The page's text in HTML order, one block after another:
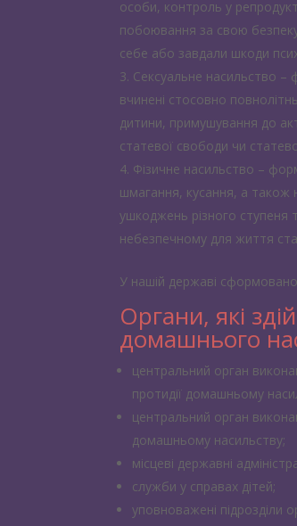
особи, контроль у
побоювання за свою безпеку
себе або завдали шкоди
Сексуальне насильство –
вчинені стосовно
дитини, примушування до
статевої свободи чи
Фізичне насильство –
шмагання, кусання, а також
ушкоджень різного ступеня
небезпечному для життя
У нашій державі
Органи, які
домашнього
центральний орган
протидії домашньому
центральний орган
домашньому насильству;
місцеві державні
служби у справах дітей;
уповноважені підрозділи